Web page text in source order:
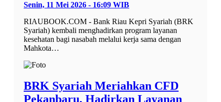
Senin, 11 Mei 2026 - 16:09 WIB
RIAUBOOK.COM - Bank Riau Kepri Syariah (BRK
Syariah) kembali menghadirkan program layanan
kesehatan bagi nasabah melalui kerja sama dengan
Mahkota…
BRK Syariah Meriahkan CFD
Pekanbaru, Hadirkan Layanan